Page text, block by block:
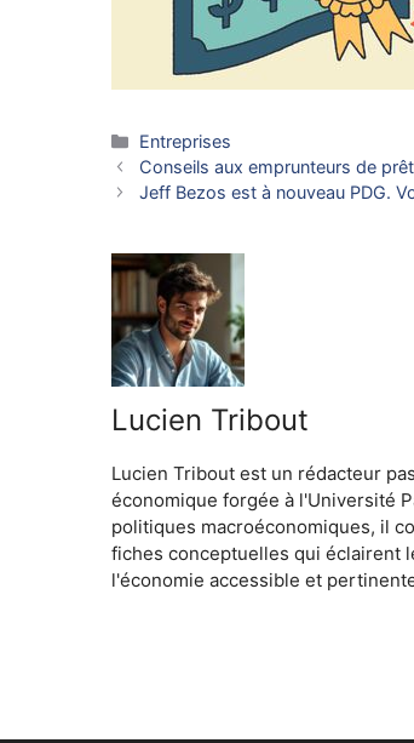
Catégories
Entreprises
Conseils aux emprunteurs de
Jeff Bezos est à nouveau PDG.
Lucien Tribout
Lucien Tribout est un rédacteur
économique forgée à l'Université
politiques macroéconomiques, il
fiches conceptuelles qui éclairent
l'économie accessible et